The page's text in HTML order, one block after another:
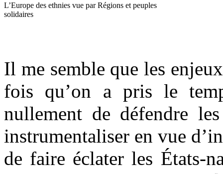
L’Europe des ethnies vue par Régions et peuples
solidaires
Il me semble que les
fois qu’on a pris le
nullement de défendre
instrumentaliser en vue
de faire éclater les États-